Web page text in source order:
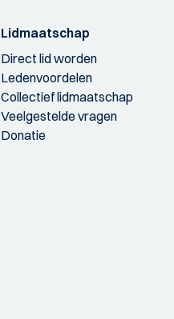
Lidmaatschap
Direct lid worden
Ledenvoordelen
Collectief lidmaatschap
Veelgestelde vragen
Donatie